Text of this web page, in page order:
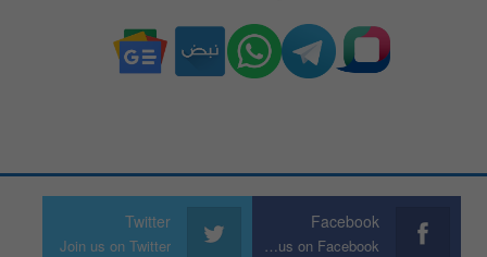
Facebook
Join us on Facebook
Twitter
Join us on Twitter